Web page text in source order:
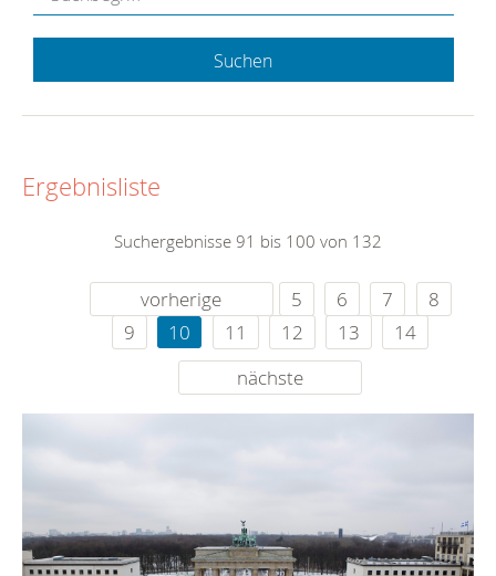
Suchen
Ergebnisliste
Suchergebnisse 91 bis 100 von 132
vorherige 5 6 7
8
9
10 11 12 13
14
nächste